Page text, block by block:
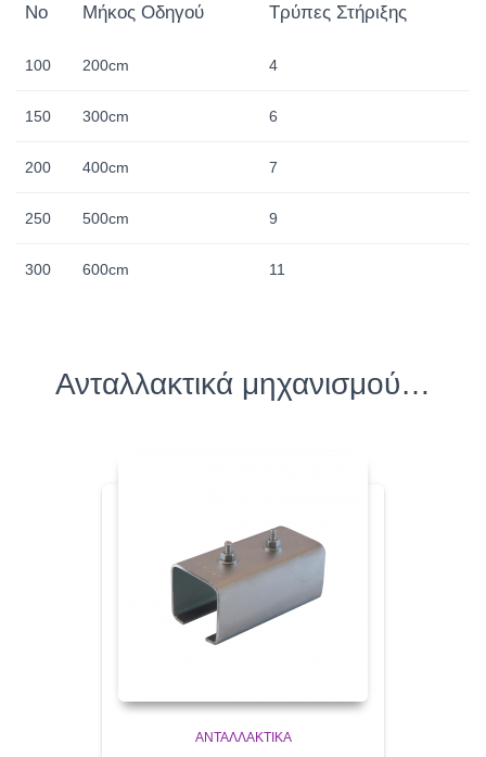
No Μήκος Οδηγού Τρύπες Στήριξης
100 200cm 4
150 300cm 6
200 400cm 7
250 500cm 9
300 600cm 11
Ανταλλακτικά μηχανισμού…
ΑΝΤΑΛΛΑΚΤΙΚΆ